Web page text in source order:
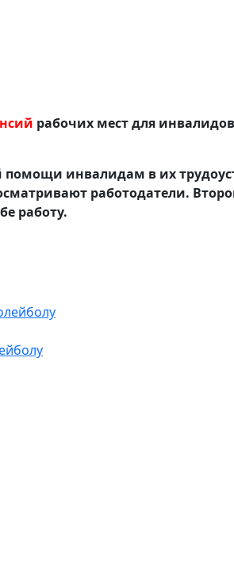
рабочих мест для
инвалидам в их
работодатели.
работу.